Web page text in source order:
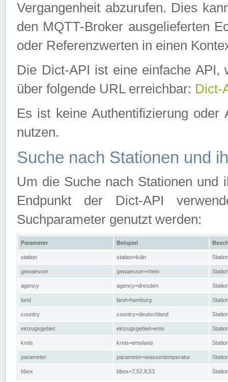
Vergangenheit abzurufen. Dies
den MQTT-Broker ausgelieferten
oder Referenzwerten in einen
Die Dict-API ist eine einfache API,
über folgende URL erreichbar: Dict-
Es ist keine Authentifizierung
nutzen.
Suche nach Stationen und
Um die Suche nach Stationen und
Endpunkt der Dict-API
Suchparameter genutzt werden:
Parameter Beispiel
station station=köln
gewaesser gewaesser=rhein
agency agency=dresden
land land=hamburg
country country=deutschland
einzugsgebiet einzugsgebiet=ems
kreis kreis=emsland
parameter parameter=wassertemperatur
bbox bbox=7,52,8,53